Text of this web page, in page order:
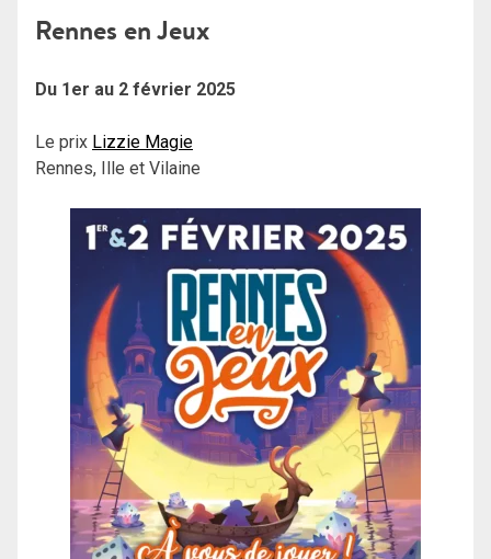
Rennes en Jeux
Du 1er au 2 février 2025
Le prix Lizzie Magie
Rennes, Ille et Vilaine